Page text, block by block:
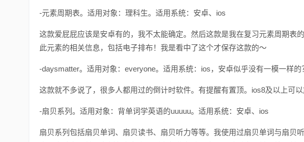
-元素周期表。适用对象：理科生。适用系统：安卓、ios
这款爱屁屁应该是安卓有的，我不太能确定。然后这款是我在复习元素周期表
此元素的相关信息，包括电子排布！我是看中了这个才保存这款的～
-daysmatter。适用对象：everyone。适用系统：ios，安卓似乎没有一模一样的
这款就不多说了，很多人都用过的倒计时软件。有提醒有置顶。ios8及以上可以
-扇贝系列。适用对象：背单词学英语的uuuuu。适用系统：安卓、ios
扇贝系列包括扇贝单词、扇贝读书、扇贝听力等等。我使用过扇贝单词与扇贝